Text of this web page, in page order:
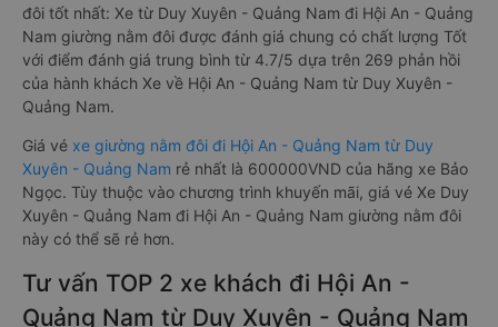
đôi tốt nhất: Xe từ Duy Xuyên - Quảng Nam đi Hội An - Quảng
Nam giường nằm đôi được đánh giá chung có chất lượng Tốt
với điểm đánh giá trung bình từ 4.7/5 dựa trên 269 phản hồi
của hành khách Xe về Hội An - Quảng Nam từ Duy Xuyên -
Quảng Nam.
Giá vé xe giường nằm đôi đi Hội An - Quảng Nam từ Duy
Xuyên - Quảng Nam rẻ nhất là 600000VND của hãng xe Bảo
Ngọc. Tùy thuộc vào chương trình khuyến mãi, giá vé Xe Duy
Xuyên - Quảng Nam đi Hội An - Quảng Nam giường nằm đôi
này có thể sẽ rẻ hơn.
Tư vấn TOP 2 xe khách đi Hội An -
Quảng Nam từ Duy Xuyên - Quảng Nam